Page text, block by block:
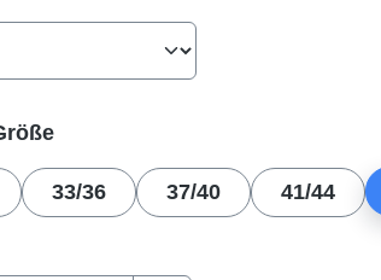
auswählen
33/36 37/40 41/44